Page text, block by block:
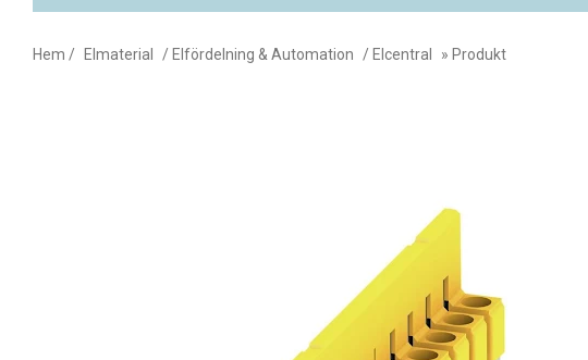
Hem / Elmaterial / Elfördelning & Automation / Elcentral » Produkt